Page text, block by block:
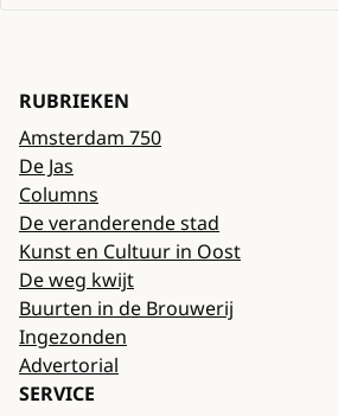
RUBRIEKEN
Amsterdam 750
De Jas
Columns
De veranderende stad
Kunst en Cultuur in Oost
De weg kwijt
Buurten in de Brouwerij
Ingezonden
Advertorial
SERVICE